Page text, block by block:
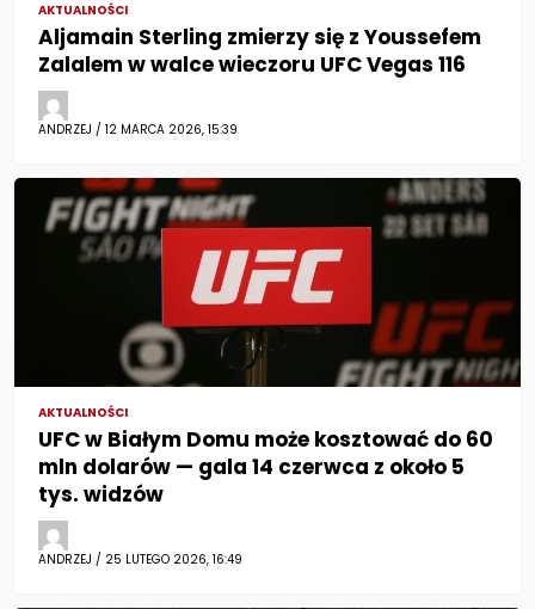
AKTUALNOŚCI
Aljamain Sterling zmierzy się z Youssefem
Zalalem w walce wieczoru UFC Vegas 116
ANDRZEJ / 12 MARCA 2026, 15:39
AKTUALNOŚCI
UFC w Białym Domu może kosztować do 60
mln dolarów — gala 14 czerwca z około 5
tys. widzów
ANDRZEJ / 25 LUTEGO 2026, 16:49